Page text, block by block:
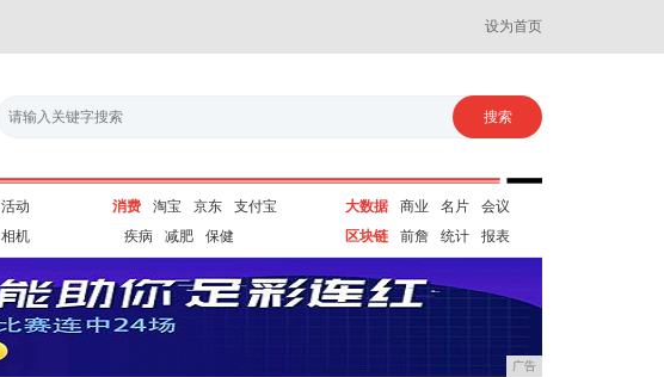
设为首页
活动
相机
消费 淘宝 京东
支付宝
疾病
减肥 保健
大数据 商业 名片
会议
区块链
前詹 统计 报表
广告